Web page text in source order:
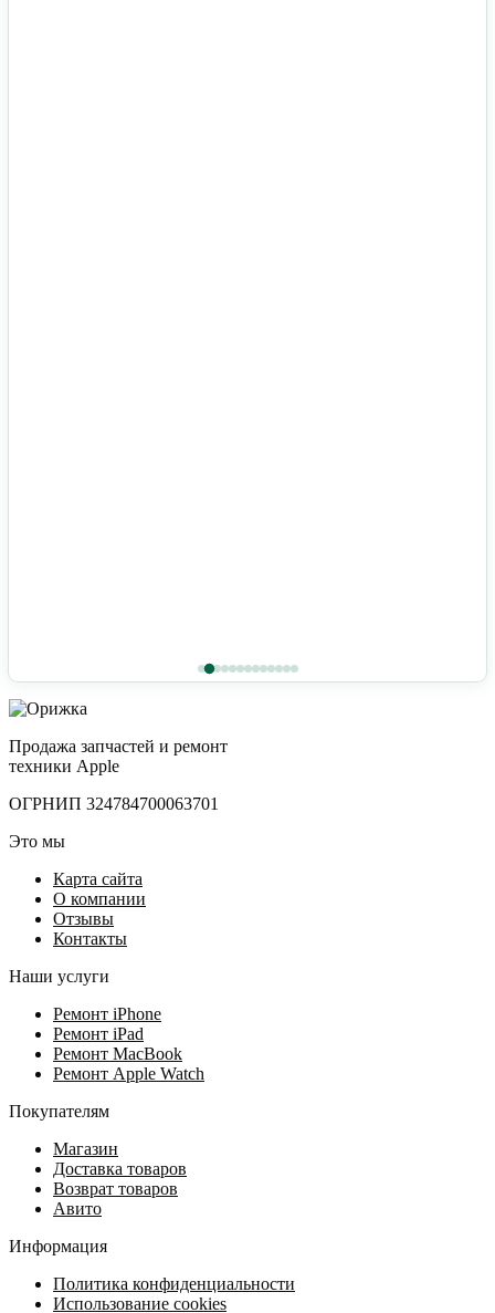
Продажа запчастей и ремонт
техники Apple
ОГРНИП 324784700063701
Это мы
Карта сайта
О компании
Отзывы
Контакты
Наши услуги
Ремонт iPhone
Ремонт iPad
Ремонт MacBook
Ремонт Apple Watch
Покупателям
Магазин
Доставка товаров
Возврат товаров
Авито
Информация
Политика конфиденциальности
Использование cookies